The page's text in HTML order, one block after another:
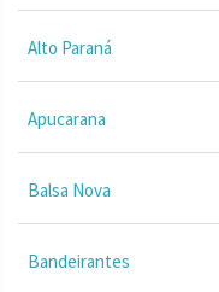
Alto Paraná
Apucarana
Balsa Nova
Bandeirantes